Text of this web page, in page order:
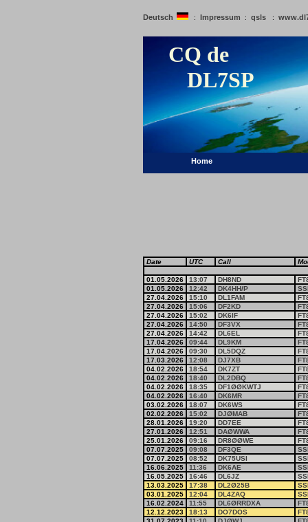
Deutsch : Impressum : qsls :
CQ de
DL7SP
Home
Date UTC Call
01.05.2026 13:07 DH8ND
01.05.2026
12:42 DK4HH/P
27.04.2026
15:10 DL1FAM
27.04.2026
15:06 DF2KD
27.04.2026
15:02 DK6IF
27.04.2026
14:50 DF3VX
27.04.2026
14:42 DL6EL
17.04.2026
09:44 DL9KM
17.04.2026
09:30 DL5DQZ
17.03.2026
12:08 DJ7XB
04.02.2026
18:54 DK7ZT
04.02.2026
18:40 DL2DBQ
04.02.2026
18:35 DF1ØØKWTJ
04.02.2026
16:40 DK6MR
03.02.2026
18:07 DK6WS
02.02.2026
15:02 DJØMAB
28.01.2026
19:20 DD7EE
27.01.2026
12:51 DAØWWA
25.01.2026
09:16 DR8ØØWE
07.07.2025
09:08 DF3QE
07.07.2025
08:52 DK75USI
16.06.2025
11:36 DK6AE
16.05.2025
16:46 DL6JZ
13.03.2025
17:38 DL2Ø25B
03.01.2025
12:04 DL4ZAQ
16.02.2024
11:55 DL6ØRRDXA
12.12.2023
18:13 DO7DOS